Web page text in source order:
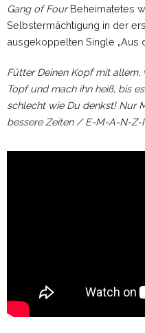
Gang of FourBeheimatetes
Selbstermächtigung in der
ausgekoppelten Single „Aus
Fütter Deinen Kopf mit
Topf und mach ihn heiß, bis
schlecht wie Du denkst! Nur
bessere Zeiten / E-M-A-N-Z-